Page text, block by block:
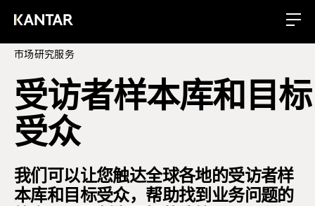
市场研究服务
受访者样本库和目标
受众
我们可以让您触达全球各地的受访者样
本库和目标受众，帮助找到业务问题的